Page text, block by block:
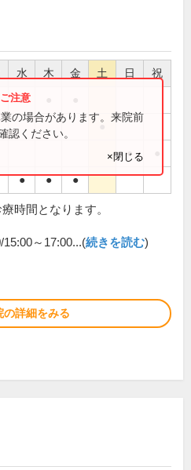
水 木 金 土 日 祝
●
●
●
● ● ●
の場合があります。来院前
認ください。
×閉じる
時間となります。
15:00～17:00...(続きを読む)
の詳細をみる